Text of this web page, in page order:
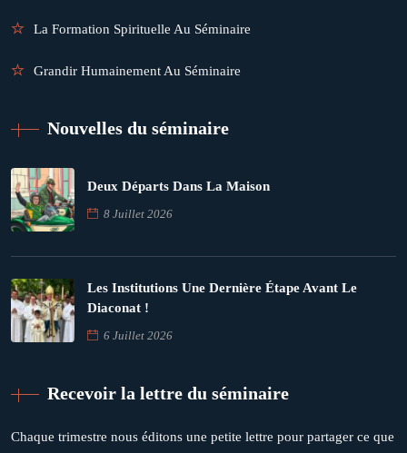
La Formation Spirituelle Au Séminaire
Grandir Humainement Au Séminaire
Nouvelles du séminaire
Deux Départs Dans La Maison
8 Juillet 2026
Les Institutions Une Dernière Étape Avant Le
Diaconat !
6 Juillet 2026
Recevoir la lettre du séminaire
Chaque trimestre nous éditons une petite lettre pour partager ce que